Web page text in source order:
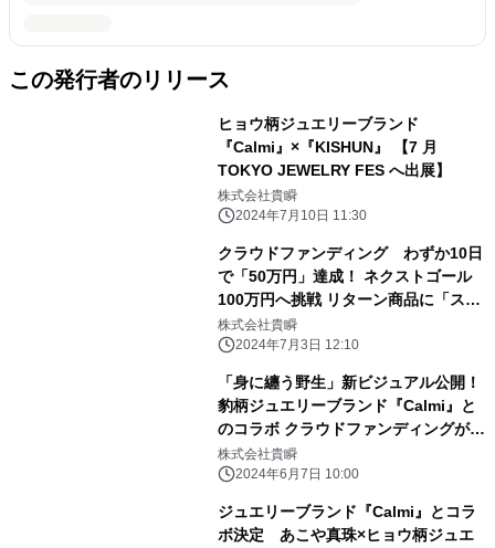
この発行者のリリース
ヒョウ柄ジュエリーブランド
『Calmi』×『KISHUN』 【7 月
TOKYO JEWELRY FES へ出展】
株式会社貴瞬
2024年7月10日 11:30
クラウドファンディング わずか10日
で「50万円」達成！ ネクストゴール
100万円へ挑戦 リターン商品に「ステ
ッカー」「トートバッグ」を新たに追
加！
株式会社貴瞬
2024年7月3日 12:10
「身に纏う野生」新ビジュアル公開！
豹柄ジュエリーブランド『Calmi』と
のコラボ クラウドファンディングが6
月10日(月）よりスタート
株式会社貴瞬
2024年6月7日 10:00
ジュエリーブランド『Calmi』とコラ
ボ決定 あこや真珠×ヒョウ柄ジュエ